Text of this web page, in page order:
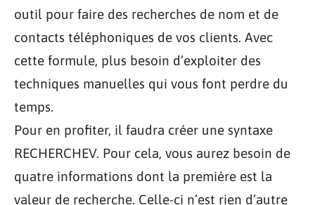
outil pour faire des recherches de nom et de
contacts téléphoniques de vos clients. Avec
cette formule, plus besoin d’exploiter des
techniques manuelles qui vous font perdre du
temps.
Pour en profiter, il faudra créer une syntaxe
RECHERCHEV. Pour cela, vous aurez besoin de
quatre informations dont la première est la
valeur de recherche. Celle-ci n’est rien d’autre